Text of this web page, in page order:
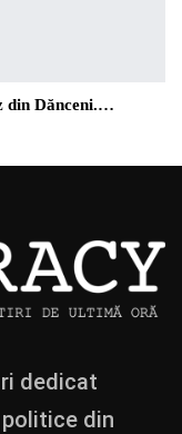
din Dănceni.…
dedicat
din